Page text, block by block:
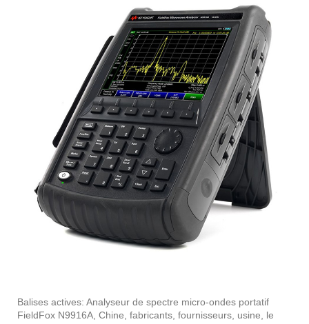
Balises actives: Analyseur de spectre micro-ondes portatif
FieldFox N9916A, Chine, fabricants, fournisseurs, usine, le